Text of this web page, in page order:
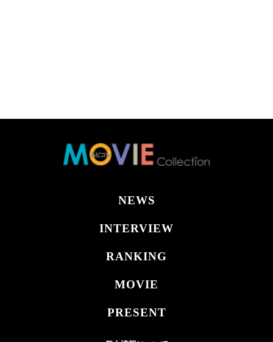
NEWS
INTERVIEW
RANKING
MOVIE
PRESENT